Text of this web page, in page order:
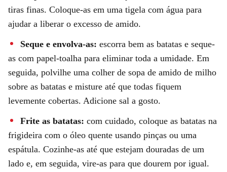
tiras finas. Coloque-as em uma tigela com água para
ajudar a liberar o excesso de amido.
Seque e envolva-as: escorra bem as batatas e seque-
as com papel-toalha para eliminar toda a umidade. Em
seguida, polvilhe uma colher de sopa de amido de milho
sobre as batatas e misture até que todas fiquem
levemente cobertas. Adicione sal a gosto.
Frite as batatas: com cuidado, coloque as batatas na
frigideira com o óleo quente usando pinças ou uma
espátula. Cozinhe-as até que estejam douradas de um
lado e, em seguida, vire-as para que dourem por igual.